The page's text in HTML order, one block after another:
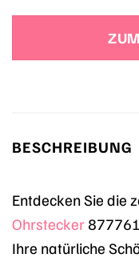
BESCHREIBUNG
Entdecken Sie die
Ohrstecker
Ihre natürliche